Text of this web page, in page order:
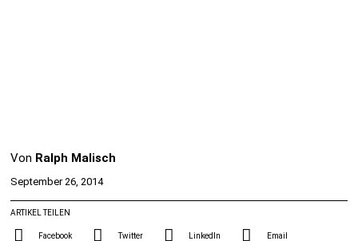
Von Ralph Malisch
September 26, 2014
ARTIKEL TEILEN
Facebook Twitter LinkedIn Email